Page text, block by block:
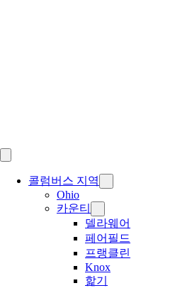
콜럼버스 지역
Ohio
카운티
델라웨어
페어필드
프랭클린
Knox
핥기